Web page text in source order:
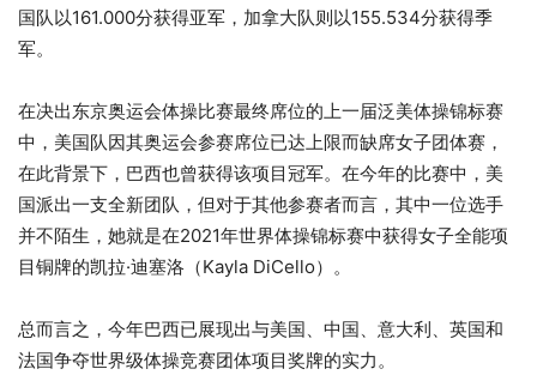
国队以161.000分获得亚军，加拿大队则以155.534分获得季
军。
在决出东京奥运会体操比赛最终席位的上一届泛美体操锦标赛
中，美国队因其奥运会参赛席位已达上限而缺席女子团体赛，
在此背景下，巴西也曾获得该项目冠军。在今年的比赛中，美
国派出一支全新团队，但对于其他参赛者而言，其中一位选手
并不陌生，她就是在2021年世界体操锦标赛中获得女子全能项
目铜牌的凯拉·迪塞洛（Kayla DiCello）。
总而言之，今年巴西已展现出与美国、中国、意大利、英国和
法国争夺世界级体操竞赛团体项目奖牌的实力。